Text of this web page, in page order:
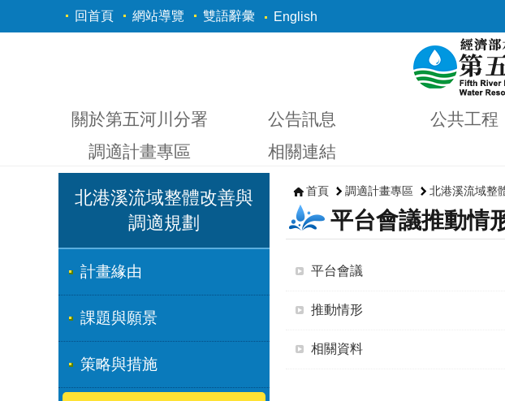
跳到主要內容區塊
回首頁 網站導覽 雙語辭彙 English
關於第五河川分署 公告訊息 公共工程
調適計畫專區
相關連結
北港溪流域整體改善與
調適規劃
計畫緣由
課題與願景
策略與措施
首頁 調適計畫專區 北港溪流域整
平台會議推動情
平台會議
推動情形
相關資料